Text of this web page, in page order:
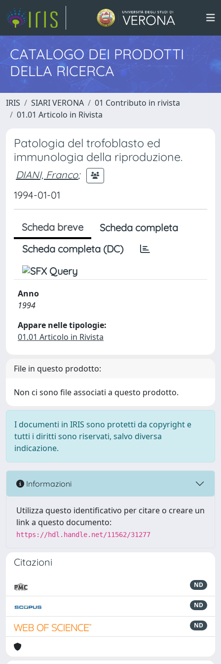
CATALOGO DEI PRODOTTI
DELLA RICERCA
IRIS SIARI VERONA
01 Contributo in rivista
01.01 Articolo in Rivista
Patologia del trofoblasto ed
immunologia della riproduzione.
DIANI, Franco;
1994-01-01
Scheda breve
Scheda completa
Scheda completa (DC)
Anno
1994
Appare nelle tipologie:
01.01 Articolo in Rivista
File in questo prodotto:
Non ci sono file associati a questo prodotto.
I documenti in IRIS sono protetti da copyright e
tutti i diritti sono riservati, salvo diversa
indicazione.
Informazioni
Utilizza questo identificativo per citare o creare un
link a questo documento:
https://hdl.handle.net/11562/31277
Citazioni
ND
ND
ND